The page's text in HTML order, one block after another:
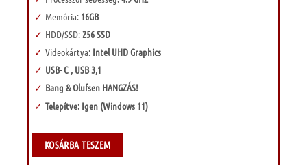
Memória:16GB
HDD/SSD:256 SSD
Videokártya:Intel UHD Graphics
USB- C , USB 3,1
Bang & Olufsen HANGZÁS!
Telepítve: Igen (Windows 11)
KOSÁRBA TESZEM